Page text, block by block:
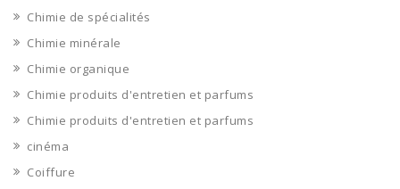
Chimie de spécialités
Chimie minérale
Chimie organique
Chimie produits d'entretien et parfums
Chimie produits d'entretien et parfums
cinéma
Coiffure